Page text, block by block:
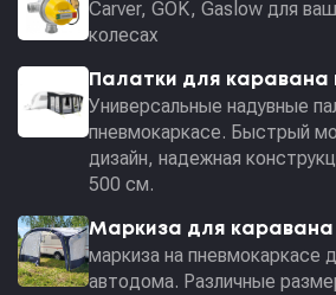
Carver, GOK, Gaslow для
колесах
Палатки для каравана
Универсальные надувные
пневмокаркасе. Быстрый
дизайн, надежная
500 см.
Маркиза для каравана
маркиза на пневмокаркасе
автодома. Различные